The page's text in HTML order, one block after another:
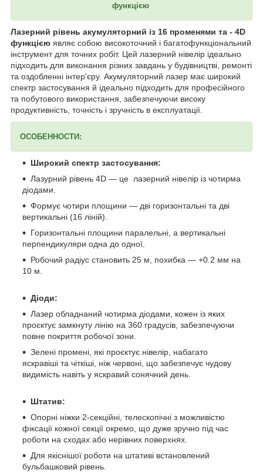
функцією
Лазерний рівень акумуляторний із 16 променями та - 4D
функцією являє собою високоточний і багатофункціональний
інструмент для точних робіт. Цей лазерний нівелір ідеально
підходить для виконання різних завдань у будівництві, ремонті
та оздобленні інтер'єру. Акумуляторний лазер має широкий
спектр застосування й ідеально підходить для професійного
та побутового використання, забезпечуючи високу
продуктивність, точність і зручність в експлуатації.
ОСОБЕННОСТИ:
Широкий спектр застосування:
Лазурний рівень 4D — це лазерний нівелір із чотирма
діодами.
Формує чотири площини — дві горизонтальні та дві
вертикальні (16 ліній).
Горизонтальні площини паралельні, а вертикальні
перпендикуляри одна до одної.
Робочий радіус становить 25 м, похибка — +0.2 мм на
10 м.
Діоди:
Лазер обладнаний чотирма діодами, кожен із яких
проєктує замкнуту лінію на 360 градусів, забезпечуючи
повне покриття робочої зони.
Зелені промені, які проєктує нівелір, набагато
яскравіші та чіткіші, ніж червоні, що забезпечує чудову
видимість навіть у яскравий сонячний день.
Штатив:
Опорні ніжки 2-секційні, телескопічні з можливістю
фіксації кожної секції окремо, що дуже зручно під час
роботи на сходах або нерівних поверхнях.
Для якіснішої роботи на штативі встановлений
бульбашковий рівень.